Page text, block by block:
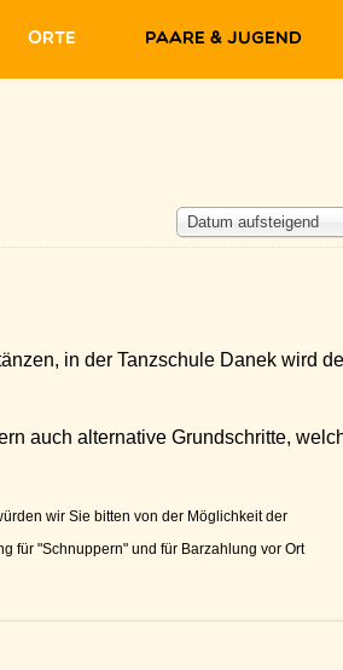
Orte Paare & Jugend
Datum aufsteigend
in der Tanzschule Danek wird
auch alternative Grundschritte,
wir Sie bitten von der Möglichkeit der
für "Schnuppern" und für Barzahlung vor Ort